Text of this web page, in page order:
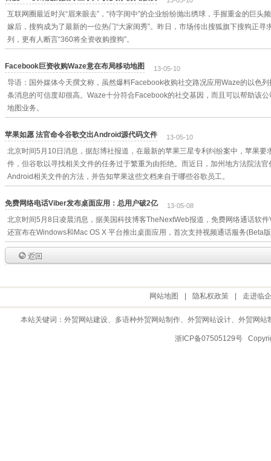
互联网圈最近时兴“眉来眼去”，“待字闺中”的企业纷纷抛出绣球，手握重金的巨头
嫁后，搜狗成为了最新的一位热门“大家闺秀”。昨日，市场传出搜狐旗下搜狗正
列，更有人断言“360将全资收购搜狗”。
Facebook巨资收购Waze意在布局移动地图 13-05-10
导语：国外媒体今天撰文称，虽然爆料Facebook收购社交路况应用Waze的以色
条消息的可信度却很高。Waze十分符合Facebook的社交基因，而且可以帮助该
地图业务。
苹果如愿 法官命令谷歌交出Android源代码文件 13-05-10
北京时间5月10日消息，据彭博社报道，在最新的苹果三星专利纠纷案中，苹果
件，但谷歌以寻找相关文件的任务过于繁重为由拒绝。而近日，加州地方法院法
Android相关文件的方法，并告知苹果这些文档来自于哪些谷歌员工。
免费网络电话Viber发布桌面应用：总用户破2亿 13-05-08
北京时间5月8日凌晨消息，据美国科技博客TheNextWeb报道，免费网络通话软
还宣布在Windows和Mac OS X 平台推出桌面应用，首次支持视频通话服务(Beta
网站地图 隐私权政策 走进临企
本站关键词： 外贸网站建设、多语种外贸网站制作、 外贸网站设计、 外贸网站
浙ICP备07505129号